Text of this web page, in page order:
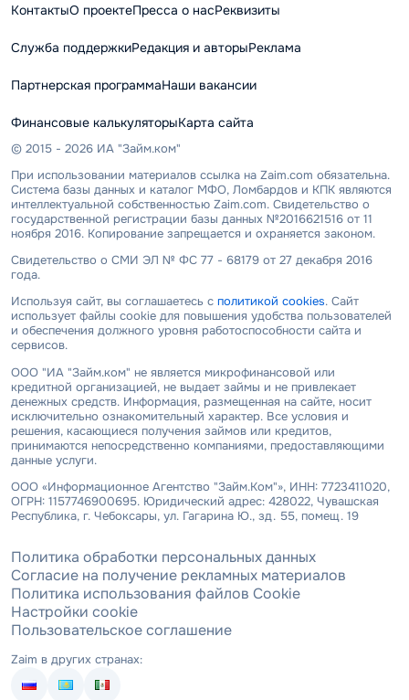
КонтактыО проектеПресса о насРеквизиты
Служба поддержкиРедакция и авторыРеклама
Партнерская программаНаши вакансии
Финансовые калькуляторыКарта сайта
© 2015 - 2026 ИА "Займ.ком"
При использовании материалов ссылка на Zaim.com обязательна.
Система базы данных и каталог МФО, Ломбардов и КПК являются
интеллектуальной собственностью Zaim.com. Свидетельство о
государственной регистрации базы данных №2016621516 от 11
ноября 2016. Копирование запрещается и охраняется законом.
Свидетельство о СМИ ЭЛ № ФС 77 - 68179 от 27 декабря 2016
года.
Используя сайт, вы соглашаетесь с политикой cookies. Сайт
использует файлы cookie для повышения удобства пользователей
и обеспечения должного уровня работоспособности сайта и
сервисов.
ООО "ИА "Займ.ком" не является микрофинансовой или
кредитной организацией, не выдает займы и не привлекает
денежных средств. Информация, размещенная на сайте, носит
исключительно ознакомительный характер. Все условия и
решения, касающиеся получения займов или кредитов,
принимаются непосредственно компаниями, предоставляющими
данные услуги.
ООО «Информационное Агентство "Займ.Ком"», ИНН: 7723411020,
ОГРН: 1157746900695. Юридический адрес: 428022, Чувашская
Республика, г. Чебоксары, ул. Гагарина Ю., зд. 55, помещ. 19
Политика обработки персональных данных
Согласие на получение рекламных материалов
Политика использования файлов Cookie
Настройки cookie
Пользовательское соглашение
Zaim в других странах: